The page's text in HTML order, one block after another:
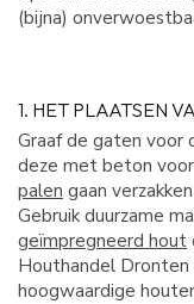
(bijna)
1. HET PLAATSEN
Graaf de gaten voor
deze met beton
palen gaan
Gebruik duurzame
geïmpregneerd hout
Houthandel Dronten
hoogwaardige